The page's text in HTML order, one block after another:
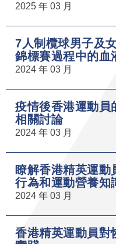
2025 年 03 月
7人制欖球男子及
錦標賽過程中的血
2024 年 03 月
疫情後香港運動員
相關討論
2024 年 03 月
瞭解香港精英運動
行為和運動營養知
2024 年 03 月
香港精英運動員對